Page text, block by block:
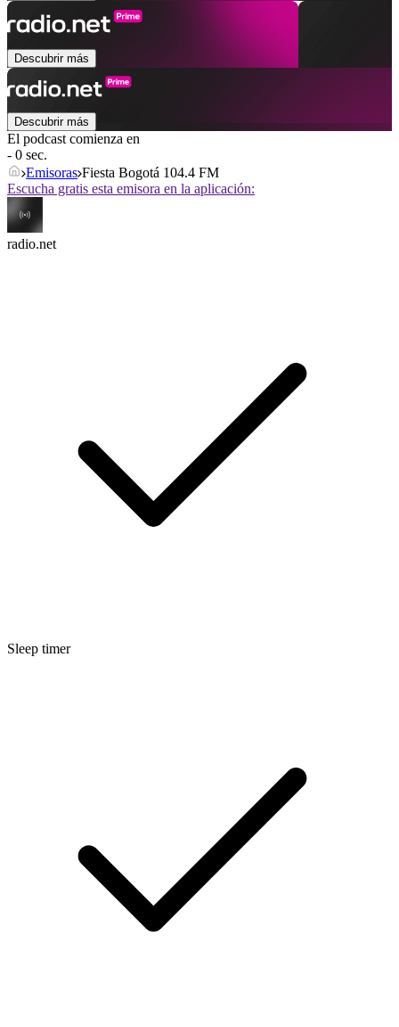
Descubrir más
Descubrir más
El podcast comienza en
- 0 sec.
Emisoras Fiesta Bogotá 104.4 FM
Escucha gratis esta emisora en la aplicación:
radio.net
Sleep timer